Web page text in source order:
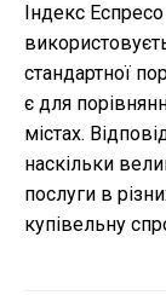
Індекс
стандартної
є для
містах.
наскільки
послуги в
купівельну